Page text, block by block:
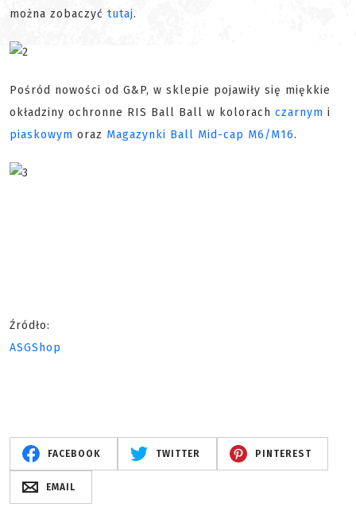
można zobaczyć tutaj.
Pośród nowości od G&P, w sklepie pojawiły się miękkie
okładziny ochronne RIS Ball Ball w kolorach czarnym i
piaskowym oraz Magazynki Ball Mid-cap M6/M16.
Źródło:
ASGShop
FACEBOOK TWITTER PINTEREST
EMAIL